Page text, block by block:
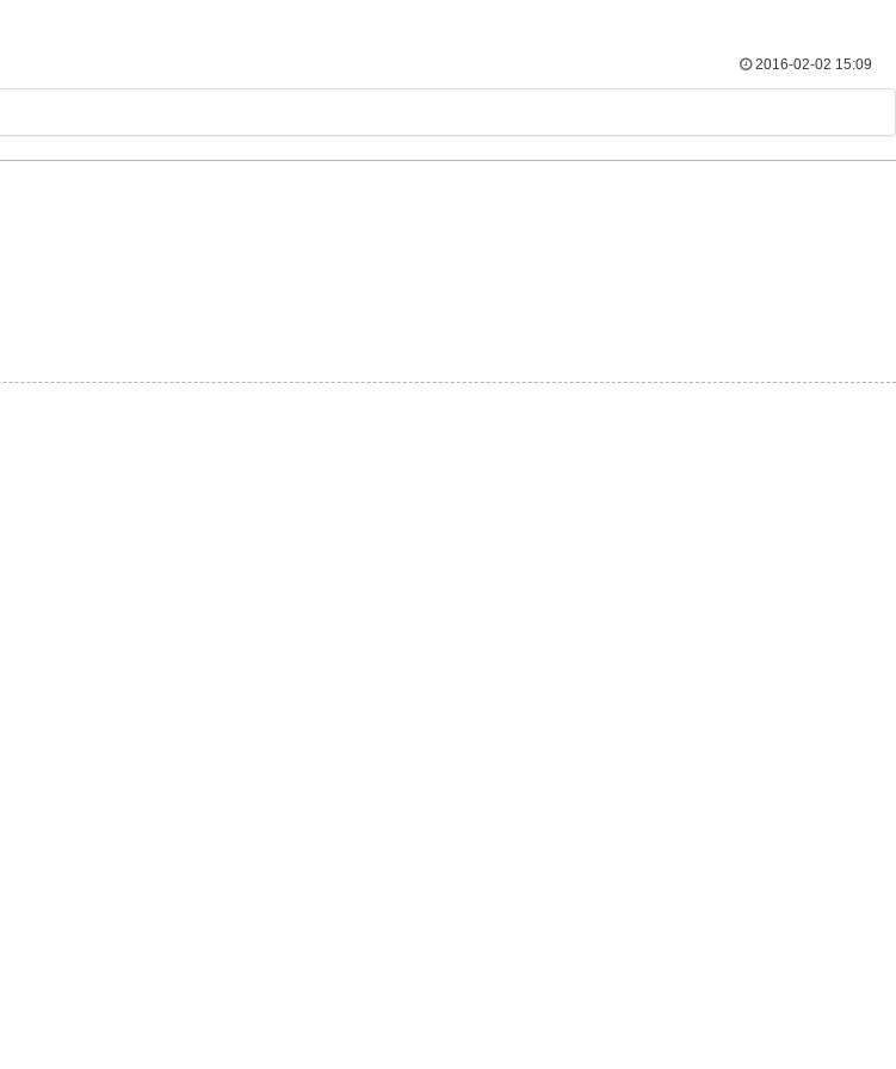
2016-02-02 15:09